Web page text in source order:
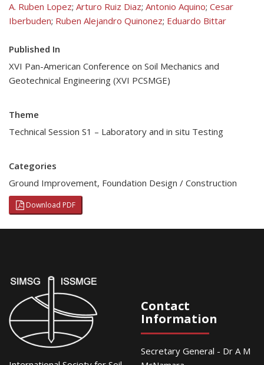
A. Ruben Lopez; Arturo Ruiz Diaz; Antonio Aquino; Cesar
Iberbuden; Ruben Alejandro Quinonez; Eduardo Bittar
Published In
XVI Pan-American Conference on Soil Mechanics and
Geotechnical Engineering (XVI PCSMGE)
Theme
Technical Session S1 – Laboratory and in situ Testing
Categories
Ground Improvement, Foundation Design / Construction
Download PDF
Contact
Information
Secretary General - Dr A M